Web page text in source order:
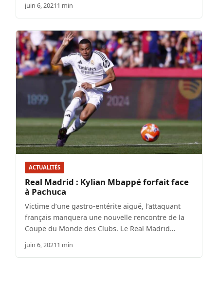
juin 6, 20211 min
ACTUALITÉS
Real Madrid : Kylian Mbappé forfait face
à Pachuca
Victime d’une gastro-entérite aiguë, l’attaquant
français manquera une nouvelle rencontre de la
Coupe du Monde des Clubs. Le Real Madrid…
juin 6, 20211 min